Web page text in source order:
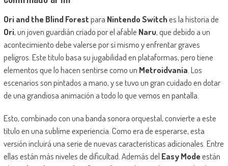
Ori and the Blind Forestpara Nintendo Switches la historia de
Ori, un joven guardián criado por el afable Naru, que debido a un
acontecimiento debe valerse por sí mismo y enfrentar graves
peligros. Este titulo basa su jugabilidad en plataformas, pero tiene
elementos que lo hacen sentirse como un Metroidvania . Los
escenarios son pintados a mano, y se tuvo un gran cuidado en dotar
de una grandiosa animación a todo lo que vemos en pantalla.
Esto, combinado con una banda sonora orquestal, convierte a este
título en una sublime experiencia. Como era de esperarse, esta
versión incluirá una serie de nuevas características adicionales. Entre
ellas están más niveles de dificultad. Además del Easy Modeestán